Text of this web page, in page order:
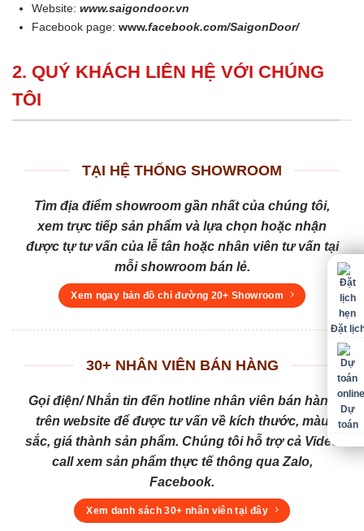
Website:www.saigondoor.vn
Facebook page:www.facebook.com/SaigonDoor/
2. QUÝ KHÁCH LIÊN HỆ VỚI CHÚNG
TÔI
TẠI HỆ THỐNG SHOWROOM
Tìm địa điểm showroom gần nhất của chúng tôi,
xem trực tiếp sản phẩm và lựa chọn hoặc nhận
được tự tư vấn của lễ tân hoặc nhân viên tư vấn tại
mỗi showroom bán lẻ.
Xem ngay bản đồ chỉ đường 20+ Showroom
30+ NHÂN VIÊN BÁN HÀNG
Gọi điện/ Nhắn tin đến hotline nhân viên bán hàng
trên website để được tư vấn về kích thước, màu
sắc, giá thành sản phẩm. Chúng tôi hỗ trợ cả Video
call xem sản phẩm thực tế thông qua Zalo,
Facebook.
Xem danh sách 30+ nhân viên tại đây
Đặt
Dự
toán